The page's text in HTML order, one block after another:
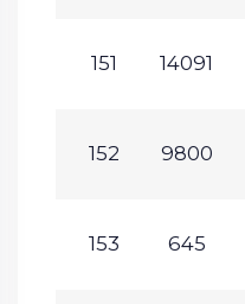
151 14091
152 9800
153 645